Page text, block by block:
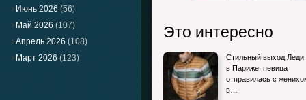
Июнь 2026 (56)
Май 2026 (107)
Апрель 2026 (108)
Март 2026 (123)
Это интересно
Стильный выход Леди
в Париже: певица
отправилась с
в…